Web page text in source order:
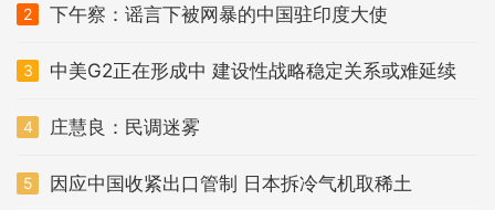
2 下午察：谣言下被网暴的中国驻印度大使
3 中美G2正在形成中 建设性战略稳定关系或难延续
4 庄慧良：民调迷雾
5 因应中国收紧出口管制 日本拆冷气机取稀土